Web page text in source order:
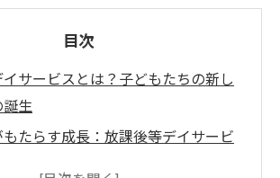
目次
サービスとは？子どもたちの新し
生
たらす成長：放課後等デイサービ